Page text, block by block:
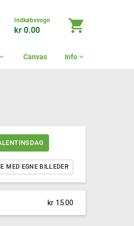
Indkøbsvogn
kr 0.00 shopping_cart
expand_more Canvas Info expand_more
MED EGNE BILLEDER
kr 15.00